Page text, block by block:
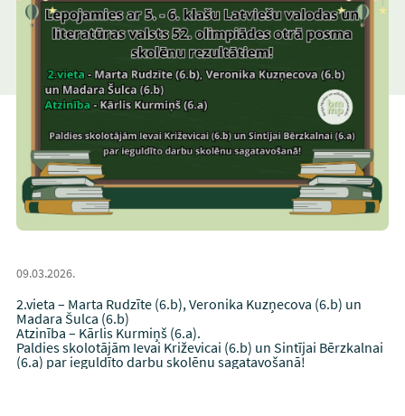
09.03.2026.
2.vieta – Marta Rudzīte (6.b), Veronika Kuzņecova (6.b) un
Madara Šulca (6.b)
Atzinība – Kārlis Kurmiņš (6.a).
Paldies skolotājām Ievai Križevicai (6.b) un Sintījai Bērzkalnai
(6.a) par ieguldīto darbu skolēnu sagatavošanā!